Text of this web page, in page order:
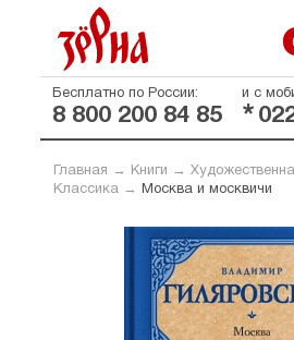
Бесплатно по России:
8 800 200 84 85
и с
*
Главная → Книги →
Классика→ Москва и москвичи